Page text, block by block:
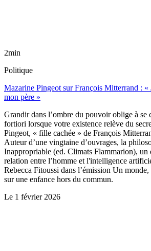
2min
Politique
Mazarine Pingeot sur François Mitterrand : «
mon père »
Grandir dans l’ombre du pouvoir oblige à se
fortiori lorsque votre existence relève du
Pingeot, « fille cachée » de François
Auteur d’une vingtaine d’ouvrages, la
Inappropriable (ed. Climats Flammarion), un
relation entre l’homme et l'intelligence
Rebecca Fitoussi dans l’émission Un
sur une enfance hors du commun.
Le 1 février 2026